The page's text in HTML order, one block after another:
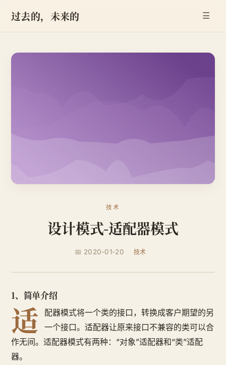
过去的，未来的 ☰
技术
设计模式-适配器模式
📅 2020-01-20 技术
1、简单介绍
适
配器模式将一个类的接口，转换成客户期望的另
一个接口。适配器让原来接口不兼容的类可以合
作无间。适配器模式有两种：“对象”适配器和“类”适配
器。